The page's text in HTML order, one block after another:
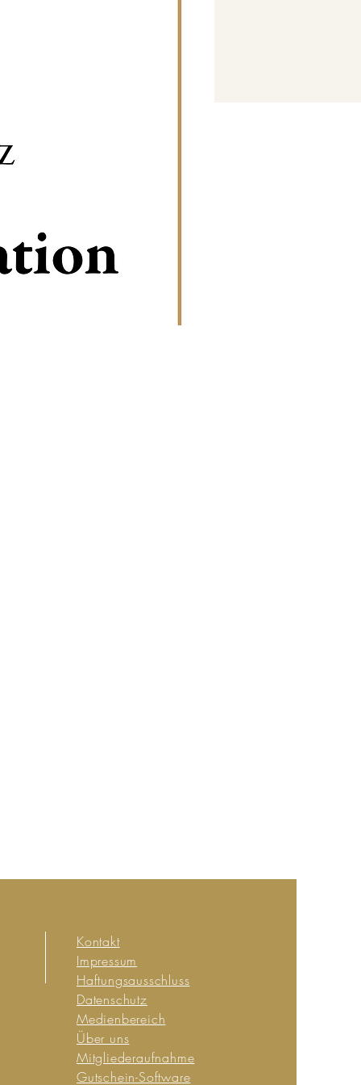
Kontakt
Impressum
Haftungsausschluss
Datenschutz
Medienbereich
Über uns
Mitgliederaufnahme
Gutschein-Software